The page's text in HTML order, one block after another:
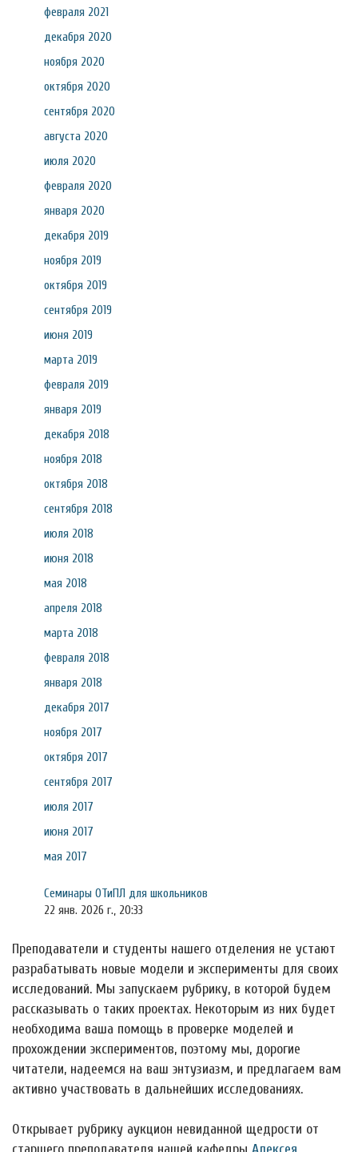
февраля 2021
декабря 2020
ноября 2020
октября 2020
сентября 2020
августа 2020
июля 2020
февраля 2020
января 2020
декабря 2019
ноября 2019
октября 2019
сентября 2019
июня 2019
марта 2019
февраля 2019
января 2019
декабря 2018
ноября 2018
октября 2018
сентября 2018
июля 2018
июня 2018
мая 2018
апреля 2018
марта 2018
февраля 2018
января 2018
декабря 2017
ноября 2017
октября 2017
сентября 2017
июля 2017
июня 2017
мая 2017
Семинары ОТиПЛ для школьников
22 янв. 2026 г., 20:33
Преподаватели и студенты нашего отделения не устают
разрабатывать новые модели и эксперименты для своих
исследований. Мы запускаем рубрику, в которой будем
рассказывать о таких проектах. Некоторым из них будет
необходима ваша помощь в проверке моделей и
прохождении экспериментов, поэтому мы, дорогие
читатели, надеемся на ваш энтузиазм, и предлагаем вам
активно участвовать в дальнейших исследованиях.
Открывает рубрику аукцион невиданной щедрости от